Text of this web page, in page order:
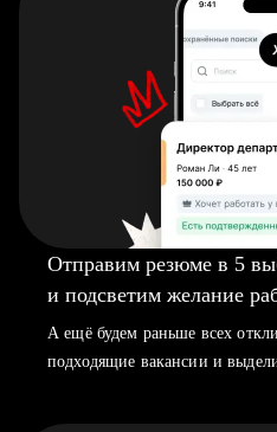
Отправим резюме в 5
и подсветим желание
А ещё будем раньше всех
подходящие вакансии и